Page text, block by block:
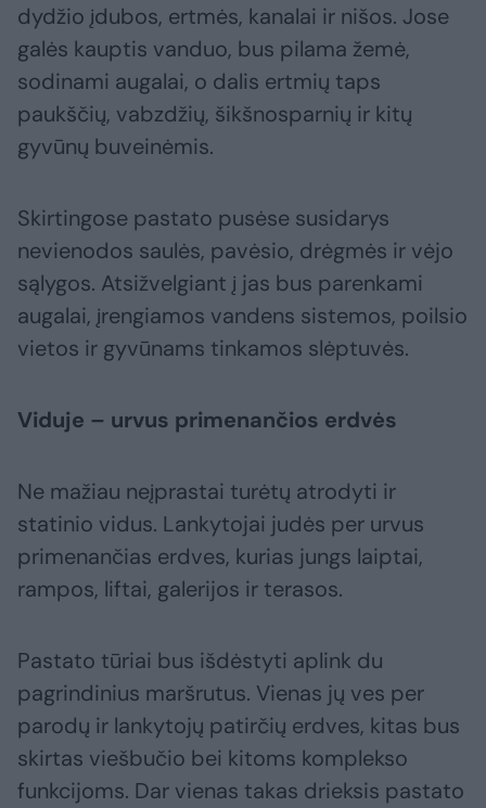
dydžio įdubos, ertmės, kanalai ir nišos. Jose
galės kauptis vanduo, bus pilama žemė,
sodinami augalai, o dalis ertmių taps
paukščių, vabzdžių, šikšnosparnių ir kitų
gyvūnų buveinėmis.
Skirtingose pastato pusėse susidarys
nevienodos saulės, pavėsio, drėgmės ir vėjo
sąlygos. Atsižvelgiant į jas bus parenkami
augalai, įrengiamos vandens sistemos, poilsio
vietos ir gyvūnams tinkamos slėptuvės.
Viduje – urvus primenančios erdvės
Ne mažiau neįprastai turėtų atrodyti ir
statinio vidus. Lankytojai judės per urvus
primenančias erdves, kurias jungs laiptai,
rampos, liftai, galerijos ir terasos.
Pastato tūriai bus išdėstyti aplink du
pagrindinius maršrutus. Vienas jų ves per
parodų ir lankytojų patirčių erdves, kitas bus
skirtas viešbučio bei kitoms komplekso
funkcijoms. Dar vienas takas drieksis pastato